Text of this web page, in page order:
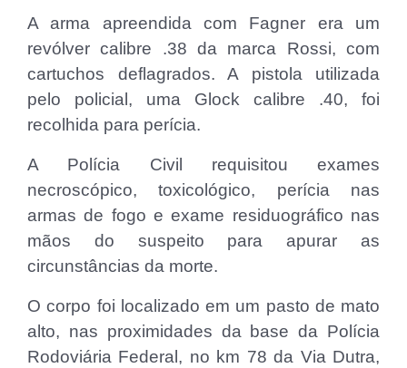
A arma apreendida com Fagner era um
revólver calibre .38 da marca Rossi, com
cartuchos deflagrados. A pistola utilizada
pelo policial, uma Glock calibre .40, foi
recolhida para perícia.
A Polícia Civil requisitou exames
necroscópico, toxicológico, perícia nas
armas de fogo e exame residuográfico nas
mãos do suspeito para apurar as
circunstâncias da morte.
O corpo foi localizado em um pasto de mato
alto, nas proximidades da base da Polícia
Rodoviária Federal, no km 78 da Via Dutra,